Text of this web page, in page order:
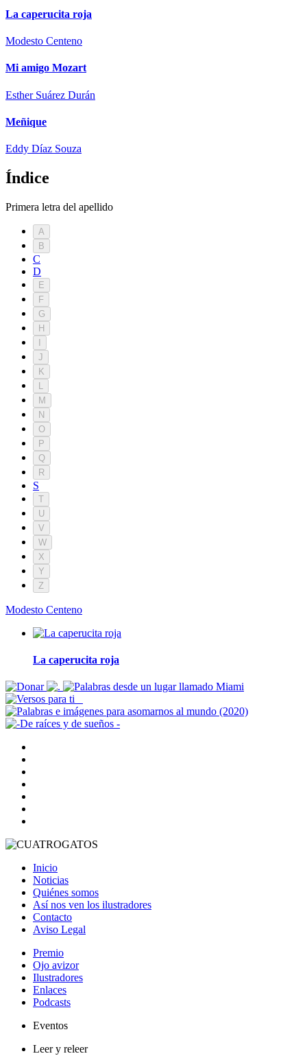
La caperucita roja
Modesto Centeno
Mi amigo Mozart
Esther Suárez Durán
Meñique
Eddy Dí­az Souza
Índice
Primera letra del apellido
A
B
C
D
E
F
G
H
J
K
M
N
O
P
Q
R
S
T
U
V
W
X
Y
Z
Modesto Centeno
La caperucita roja
Inicio
Noticias
Quiénes somos
Así nos ven los ilustradores
Contacto
Aviso Legal
Premio
Ojo avizor
Ilustradores
Enlaces
Podcasts
Eventos
Leer y releer